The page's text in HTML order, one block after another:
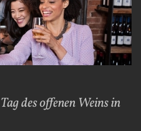
des offenen Weins in